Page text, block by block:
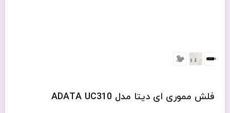
فلش مموری ای دیتا مدل ADATA UC310